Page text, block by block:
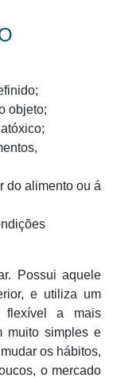
objeto;
do alimento ou á
Possui aquele
e utiliza um
flexível a mais
muito simples e
os hábitos,
o mercado